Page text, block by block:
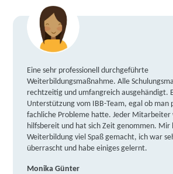
Eine sehr professionell durchgeführte
Weiterbildungsmaßnahme. Alle
rechtzeitig und umfangreich ausgehändigt.
Unterstützung vom IBB-Team, egal ob man
fachliche Probleme hatte. Jeder
hilfsbereit und hat sich Zeit genommen. Mir
Weiterbildung viel Spaß gemacht, ich war
überrascht und habe einiges gelernt.
Monika Günter